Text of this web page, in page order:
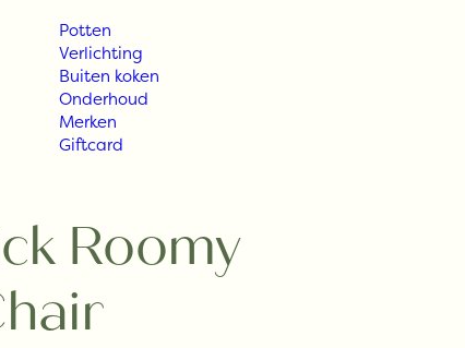
Potten
Verlichting
Buiten koken
Onderhoud
Merken
Giftcard
Roomy